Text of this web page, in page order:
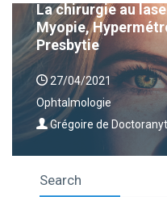
La chirurgie au
Myopie,
Presbytie
27/04/2021
Ophtalmologie
Grégoire de
Search